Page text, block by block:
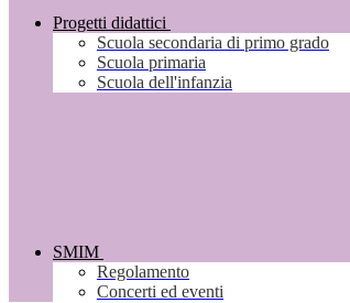
Progetti didattici
Scuola secondaria di primo grado
Scuola primaria
Scuola dell'infanzia
SMIM
Regolamento
Concerti ed eventi